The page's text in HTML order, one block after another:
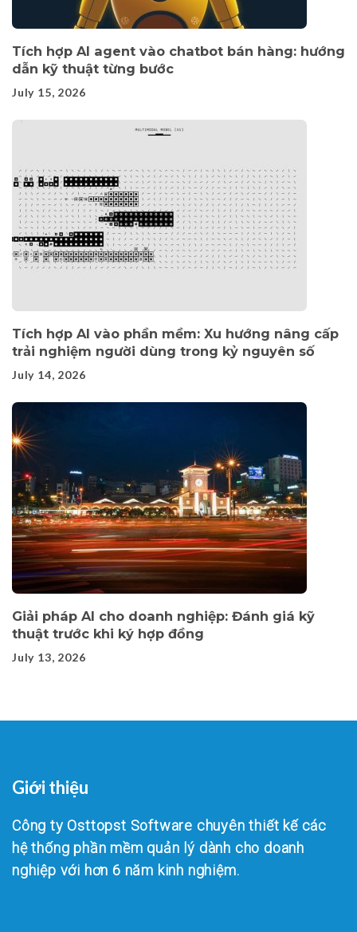
Tích hợp AI agent vào chatbot bán hàng: hướng
dẫn kỹ thuật từng bước
July 15, 2026
Tích hợp AI vào phần mềm: Xu hướng nâng cấp
trải nghiệm người dùng trong kỷ nguyên số
July 14, 2026
Giải pháp AI cho doanh nghiệp: Đánh giá kỹ
thuật trước khi ký hợp đồng
July 13, 2026
Giới thiệu
Công ty Osttopst Software chuyên thiết kế các
hệ thống phần mềm quản lý dành cho doanh
nghiệp với hơn 6 năm kinh nghiệm.